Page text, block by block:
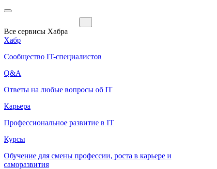
Все сервисы Хабра
Хабр
Сообщество IT-специалистов
Q&A
Ответы на любые вопросы об IT
Карьера
Профессиональное развитие в IT
Курсы
Обучение для смены профессии, роста в карьере и
саморазвития